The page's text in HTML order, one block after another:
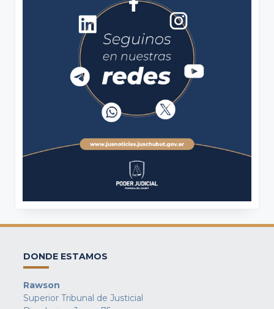
DONDE ESTAMOS
Rawson
Superior Tribunal de Justicial